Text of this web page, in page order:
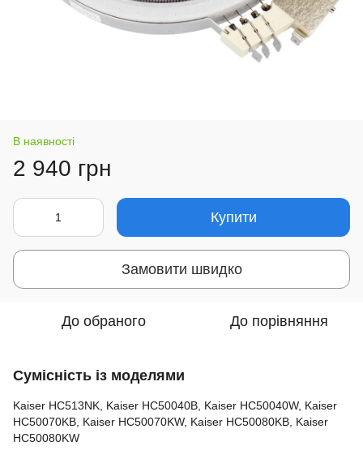
В наявності
2 940 грн
Купити
Замовити швидко
До обраного До порівняння
Сумісність із моделями
Kaiser HC513NK, Kaiser HC50040B, Kaiser HC50040W, Kaiser
HC50070KB, Kaiser HC50070KW, Kaiser HC50080KB, Kaiser
HC50080KW